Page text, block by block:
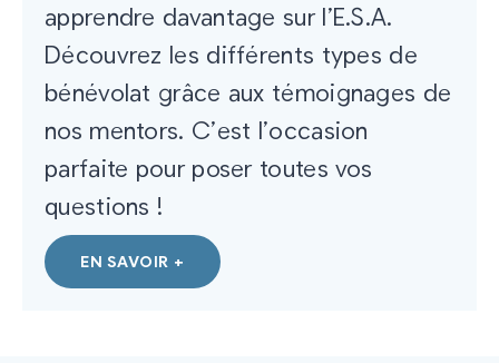
apprendre davantage sur l’E.S.A.
Découvrez les différents types de
bénévolat grâce aux témoignages de
nos mentors. C’est l’occasion
parfaite pour poser toutes vos
questions !
EN SAVOIR +